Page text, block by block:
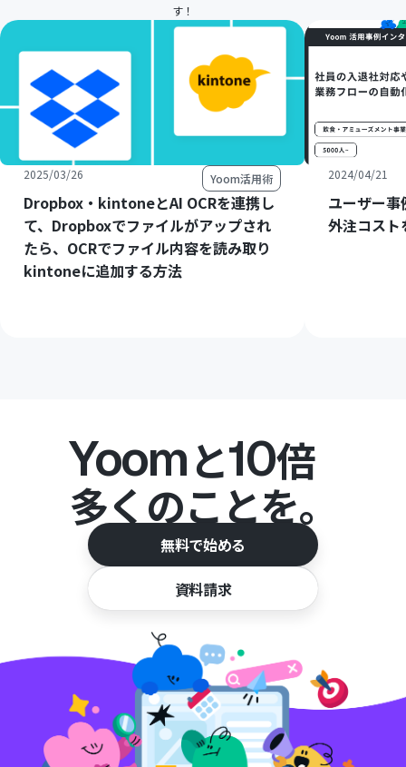
す！
2025/03/26 Yoom活用術
Dropbox・kintoneとAI OCRを連携し
て、Dropboxでファイルがアップされ
たら、OCRでファイル内容を読み取り
kintoneに追加する方法
2024/04/21
ユーザー
外注コスト
Yoomと10倍
多くのことを。
無料で始める
資料請求